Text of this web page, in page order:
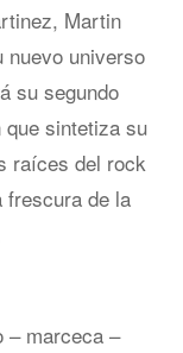
Martin
universo
su segundo
que sintetiza su
raíces del rock
frescura de la
– marceca –